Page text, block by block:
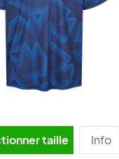
taille Info